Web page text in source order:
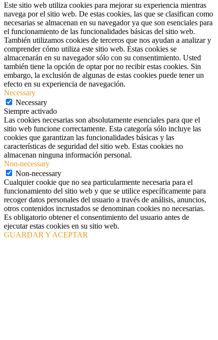
Este sitio web utiliza cookies para mejorar su experiencia mientras
navega por el sitio web. De estas cookies, las que se clasifican como
necesarias se almacenan en su navegador ya que son esenciales para
el funcionamiento de las funcionalidades básicas del sitio web.
También utilizamos cookies de terceros que nos ayudan a analizar y
comprender cómo utiliza este sitio web. Estas cookies se
almacenarán en su navegador sólo con su consentimiento. Usted
también tiene la opción de optar por no recibir estas cookies. Sin
embargo, la exclusión de algunas de estas cookies puede tener un
efecto en su experiencia de navegación.
Necessary
Necessary
Siempre activado
Las cookies necesarias son absolutamente esenciales para que el
sitio web funcione correctamente. Esta categoría sólo incluye las
cookies que garantizan las funcionalidades básicas y las
características de seguridad del sitio web. Estas cookies no
almacenan ninguna información personal.
Non-necessary
Non-necessary
Cualquier cookie que no sea particularmente necesaria para el
funcionamiento del sitio web y que se utilice específicamente para
recoger datos personales del usuario a través de análisis, anuncios,
otros contenidos incrustados se denominan cookies no necesarias.
Es obligatorio obtener el consentimiento del usuario antes de
ejecutar estas cookies en su sitio web.
GUARDAR Y ACEPTAR